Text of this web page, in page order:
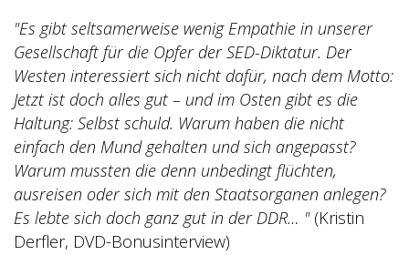
"Es gibt seltsamerweise wenig Empathie in unserer
Gesellschaft für die Opfer der SED-Diktatur. Der
Westen interessiert sich nicht dafür, nach dem Motto:
Jetzt ist doch alles gut – und im Osten gibt es die
Haltung: Selbst schuld. Warum haben die nicht
einfach den Mund gehalten und sich angepasst?
Warum mussten die denn unbedingt flüchten,
ausreisen oder sich mit den Staatsorganen anlegen?
Es lebte sich doch ganz gut in der DDR… "(Kristin
Derfler, DVD-Bonusinterview)